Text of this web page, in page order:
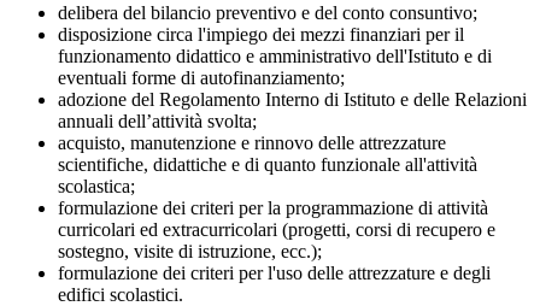
delibera del bilancio preventivo e del conto consuntivo;
disposizione circa l'impiego dei mezzi finanziari per il
funzionamento didattico e amministrativo dell'Istituto e di
eventuali forme di autofinanziamento;
adozione del Regolamento Interno di Istituto e delle Relazioni
annuali dell’attività svolta;
acquisto, manutenzione e rinnovo delle attrezzature
scientifiche, didattiche e di quanto funzionale all'attività
scolastica;
formulazione dei criteri per la programmazione di attività
curricolari ed extracurricolari (progetti, corsi di recupero e
sostegno, visite di istruzione, ecc.);
formulazione dei criteri per l'uso delle attrezzature e degli
edifici scolastici.